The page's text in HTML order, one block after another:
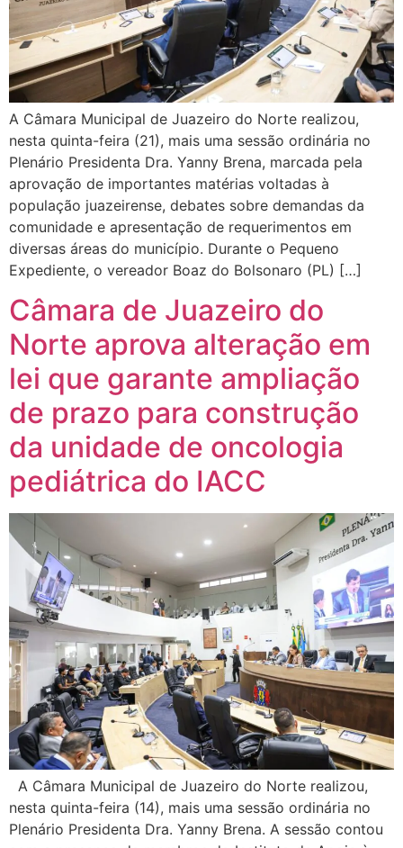
A Câmara Municipal de Juazeiro do Norte realizou,
nesta quinta-feira (21), mais uma sessão ordinária no
Plenário Presidenta Dra. Yanny Brena, marcada pela
aprovação de importantes matérias voltadas à
população juazeirense, debates sobre demandas da
comunidade e apresentação de requerimentos em
diversas áreas do município. Durante o Pequeno
Expediente, o vereador Boaz do Bolsonaro (PL) […]
Câmara de Juazeiro do
Norte aprova alteração em
lei que garante ampliação
de prazo para construção
da unidade de oncologia
pediátrica do IACC
A Câmara Municipal de Juazeiro do Norte realizou,
nesta quinta-feira (14), mais uma sessão ordinária no
Plenário Presidenta Dra. Yanny Brena. A sessão contou